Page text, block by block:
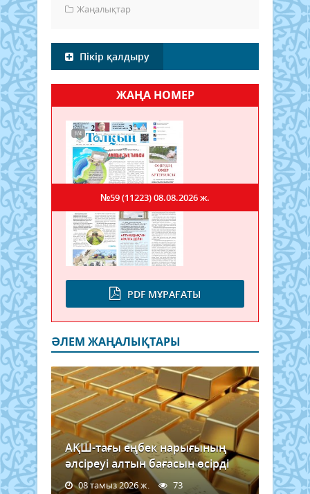
Жаңалықтар
Пікір қалдыру
ЖАҢА НОМЕР
PDF МҰРАҒАТЫ
№59 (11223)08.08.2026 ж.
ӘЛЕМ ЖАҢАЛЫҚТАРЫ
АҚШ-тағы еңбек нарығының
әлсіреуі алтын бағасын өсірді
08 тамыз 2026 ж. 73